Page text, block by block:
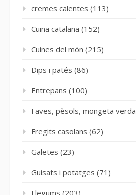
cremes calentes (113)
Cuina catalana (152)
Cuines del món (215)
Dips i patés (86)
Entrepans (100)
Faves, pèsols, mongeta verda
Fregits casolans (62)
Galetes (23)
Guisats i potatges (71)
Llegums (203)